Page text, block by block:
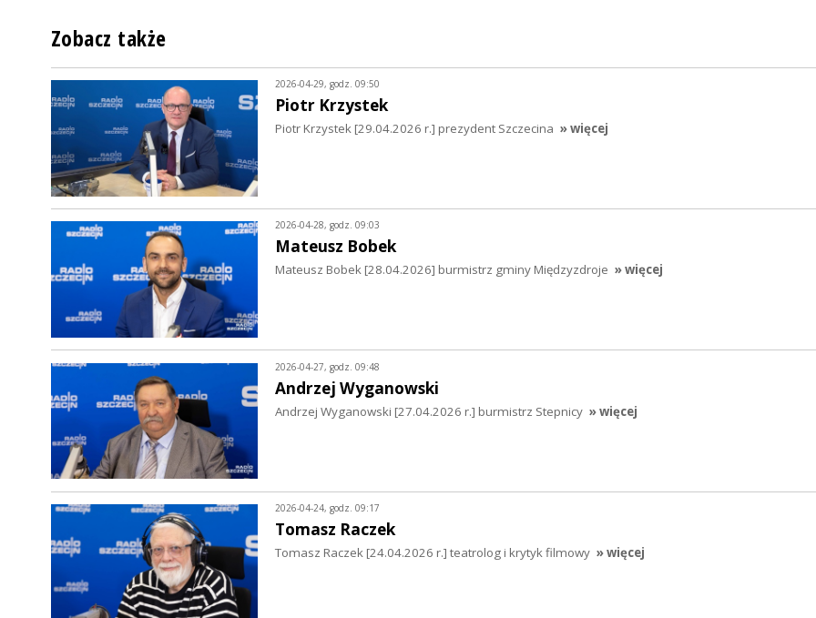
Zobacz także
2026-04-29, godz. 09:50
Piotr Krzystek
Piotr Krzystek [29.04.2026 r.] prezydent Szczecina » więcej
2026-04-28, godz. 09:03
Mateusz Bobek
Mateusz Bobek [28.04.2026] burmistrz gminy Międzyzdroje » więcej
2026-04-27, godz. 09:48
Andrzej Wyganowski
Andrzej Wyganowski [27.04.2026 r.] burmistrz Stepnicy » więcej
2026-04-24, godz. 09:17
Tomasz Raczek
Tomasz Raczek [24.04.2026 r.] teatrolog i krytyk filmowy » więcej